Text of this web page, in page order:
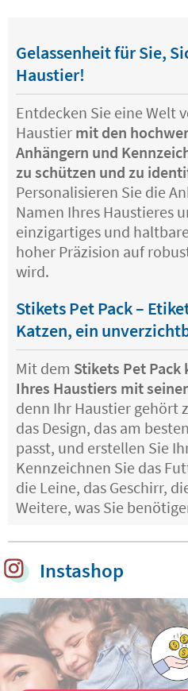
Gelassenheit für Sie,
Haustier!
Entdecken Sie eine Welt
Haustier mit den
Anhängern und
zu schützen und zu
Personalisieren Sie die
Namen Ihres Haustieres
einzigartiges und
hoher Präzision auf
wird.
Stikets Pet Pack –
Katzen, ein
Mit dem Stikets Pet Pack
Ihres Haustiers mit
denn Ihr Haustier gehört
das Design, das am
passt, und erstellen Sie
Kennzeichnen Sie das
die Leine, das Geschirr,
Weitere, was Sie
Instashop